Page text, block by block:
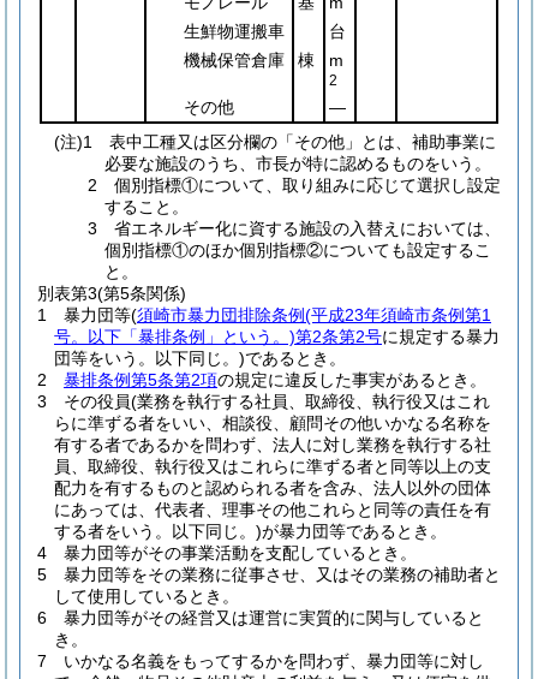
生鮮物運搬車
台
機械保管倉庫
棟 m
2
その他
―
(注)1 表中工種又は区分欄の「その他」とは、補助事業に
必要な施設のうち、市長が特に認めるものをいう。
2 個別指標①について、取り組みに応じて選択し設定
すること。
3 省エネルギー化に資する施設の入替えにおいては、
個別指標①のほか個別指標②についても設定するこ
と。
別表第3(第5条関係)
1 暴力団等(須崎市暴力団排除条例(平成23年須崎市条例第1
号。以下「暴排条例」という。)第2条第2号に規定する暴力
団等をいう。以下同じ。)であるとき。
2 暴排条例第5条第2項の規定に違反した事実があるとき。
3 その役員(業務を執行する社員、取締役、執行役又はこれ
らに準ずる者をいい、相談役、顧問その他いかなる名称を
有する者であるかを問わず、法人に対し業務を執行する社
員、取締役、執行役又はこれらに準ずる者と同等以上の支
配力を有するものと認められる者を含み、法人以外の団体
にあっては、代表者、理事その他これらと同等の責任を有
する者をいう。以下同じ。)が暴力団等であるとき。
4 暴力団等がその事業活動を支配しているとき。
5 暴力団等をその業務に従事させ、又はその業務の補助者と
して使用しているとき。
6 暴力団等がその経営又は運営に実質的に関与していると
き。
7 いかなる名義をもってするかを問わず、暴力団等に対し